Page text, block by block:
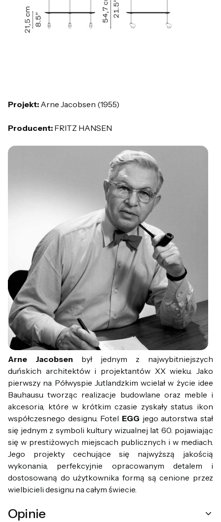
Projekt: Arne Jacobsen (1955)
Producent: FRITZ HANSEN
Arne Jacobsen był jednym z najwybitniejszych
duńskich architektów i projektantów XX wieku. Jako
pierwszy na Półwyspie Jutlandzkim wcielał w życie idee
Bauhausu tworząc realizacje budowlane oraz meble i
akcesoria, które w krótkim czasie zyskały status ikon
współczesnego designu. Fotel EGG jego autorstwa stał
się jednym z symboli kultury wizualnej lat 60. pojawiając
się w prestiżowych miejscach publicznych i w mediach.
Jego projekty cechujące się najwyższą jakością
wykonania, perfekcyjnie opracowanym detalem i
dostosowaną do użytkownika formą są cenione przez
wielbicieli designu na całym świecie.
Opinie